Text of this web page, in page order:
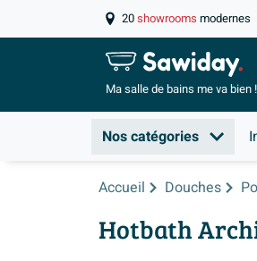
20showrooms modernes
Ma salle debains me va bien !
Nos catégories
Accueil Douches
Hotbath